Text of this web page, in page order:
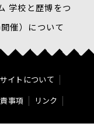
学校と歴博をつ
催）について
イトについて
事項 リンク